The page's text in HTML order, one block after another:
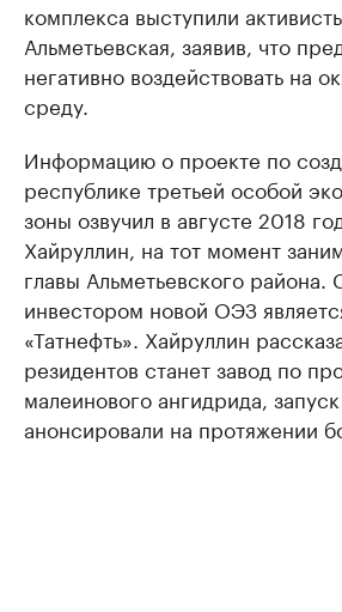
комплекса выступили
Альметьевская, заявив, что
негативно воздействовать на
среду.
Информацию о проекте по
республике третьей особой
зоны озвучил в августе 2018
Хайруллин, на тот момент
главы Альметьевского района.
инвестором новой ОЭЗ
«Татнефть». Хайруллин
резидентов станет завод по
малеинового ангидрида,
анонсировали на протяжении